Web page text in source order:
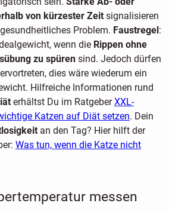
von kürzester Zeitsignalisieren
Problem. Faustregel:
wenn die Rippen ohne
zu spürensind. Jedoch dürfen
dies wäre wiederum ein
Hilfreiche Informationen rund
erhältst Du im RatgeberXXL-
Katzen auf Diät setzen. Dein
an den Tag? Hier hilft der
Was tun, wenn die Katze nicht
messen